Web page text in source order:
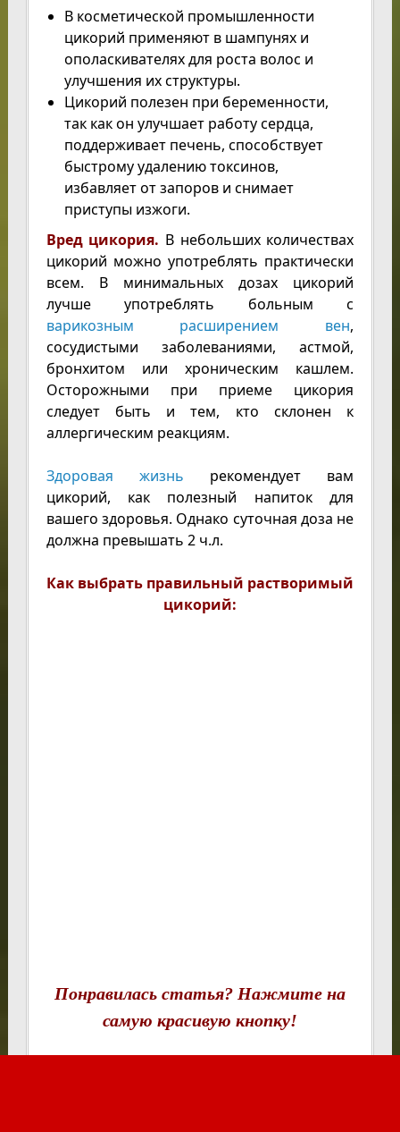
В косметической промышленности
цикорий применяют в шампунях и
ополаскивателях для роста волос и
улучшения их структуры.
Цикорий полезен при беременности,
так как он улучшает работу сердца,
поддерживает печень, способствует
быстрому удалению токсинов,
избавляет от запоров и снимает
приступы изжоги.
Вред цикория. В небольших количествах
цикорий можно употреблять практически
всем. В минимальных дозах цикорий
лучше употреблять больным с
варикозным расширением вен,
сосудистыми заболеваниями, астмой,
бронхитом или хроническим кашлем.
Осторожными при приеме цикория
следует быть и тем, кто склонен к
аллергическим реакциям.
Здоровая жизнь рекомендует вам
цикорий, как полезный напиток для
вашего здоровья. Однако суточная доза не
должна превышать 2 ч.л.
Как выбрать правильный растворимый
цикорий:
Понравилась статья? Нажмите на
самую красивую кнопку!